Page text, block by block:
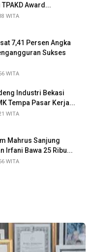
Award...
WITA
7,41 Persen Angka
Sukses
WITA
Industri Bekasi
Tempa Pasar Kerja...
WITA
Mahrus Sanjung
Irfani Bawa 25 Ribu...
WITA